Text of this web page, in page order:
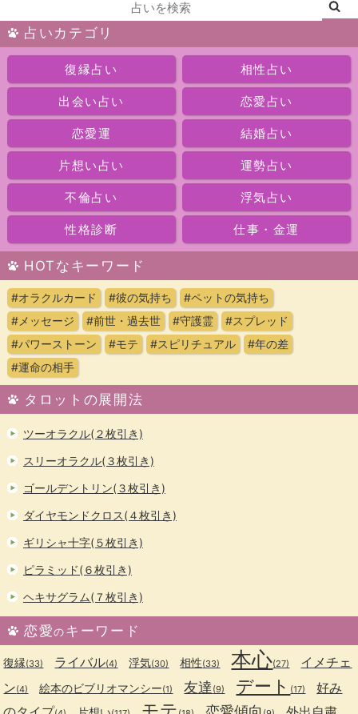
占いカテゴリ
復縁占い 相性占い
出会い占い 恋愛占い
恋愛運 結婚占い
片想い占い 運勢占い
不倫占い 浮気占い
性格診断 仕事・金運
HOTなキーワード
#オラクルカード #彼の気持ち
#ペットの気持ち
#メッセージ
#前世・過去世 #守護霊
#スプレッド
#パワーストーン
#モテ #スピリチュアル
#年の差
#運命の相手
タロットの展開法
ツーオラクル(２枚引き)
スリーオラクル(３枚引き)
ゴールデントリン(３枚引き)
ダイヤモンドクロス(４枚引き)
ギリシャ十字(５枚引き)
ピラミッド(６枚引き)
ヘキサグラム(７枚引き)
恋愛のキーワード
復縁(33) ライバル(4) 浮気(30) 相性(33) 本心(27)
イメチェ
ン(4) 絵本のビブリオマンシー(1) 友達 (9) デート (17)
好み